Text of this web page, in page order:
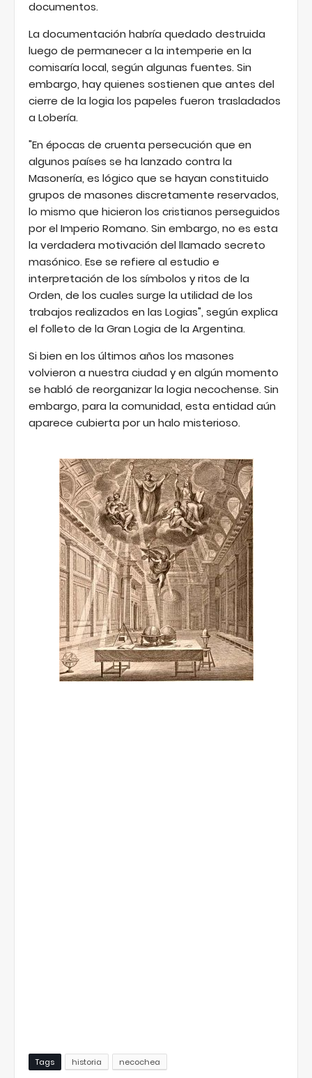
documentos.
La documentación habría quedado destruida
luego de permanecer a la intemperie en la
comisaría local, según algunas fuentes. Sin
embargo, hay quienes sostienen que antes del
cierre de la logia los papeles fueron trasladados
a Lobería.
"En épocas de cruenta persecución que en
algunos países se ha lanzado contra la
Masonería, es lógico que se hayan constituido
grupos de masones discretamente reservados,
lo mismo que hicieron los cristianos perseguidos
por el Imperio Romano. Sin embargo, no es esta
la verdadera motivación del llamado secreto
masónico. Ese se refiere al estudio e
interpretación de los símbolos y ritos de la
Orden, de los cuales surge la utilidad de los
trabajos realizados en las Logias", según explica
el folleto de la Gran Logia de la Argentina.
Si bien en los últimos años los masones
volvieron a nuestra ciudad y en algún momento
se habló de reorganizar la logia necochense. Sin
embargo, para la comunidad, esta entidad aún
aparece cubierta por un halo misterioso.
Tags historia necochea